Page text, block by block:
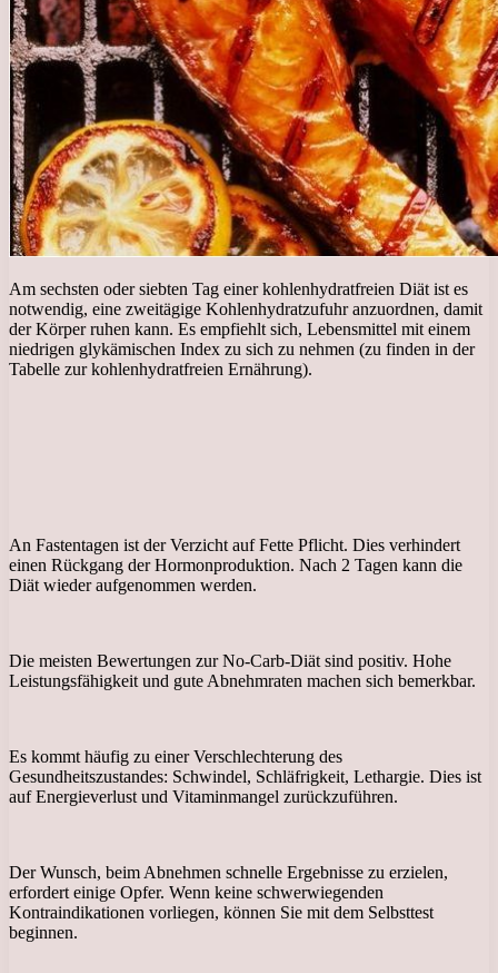
Am sechsten oder siebten Tag einer kohlenhydratfreien Diät ist es
notwendig, eine zweitägige Kohlenhydratzufuhr anzuordnen, damit
der Körper ruhen kann. Es empfiehlt sich, Lebensmittel mit einem
niedrigen glykämischen Index zu sich zu nehmen (zu finden in der
Tabelle zur kohlenhydratfreien Ernährung).
An Fastentagen ist der Verzicht auf Fette Pflicht. Dies verhindert
einen Rückgang der Hormonproduktion. Nach 2 Tagen kann die
Diät wieder aufgenommen werden.
Die meisten Bewertungen zur No-Carb-Diät sind positiv. Hohe
Leistungsfähigkeit und gute Abnehmraten machen sich bemerkbar.
Es kommt häufig zu einer Verschlechterung des
Gesundheitszustandes: Schwindel, Schläfrigkeit, Lethargie. Dies ist
auf Energieverlust und Vitaminmangel zurückzuführen.
Der Wunsch, beim Abnehmen schnelle Ergebnisse zu erzielen,
erfordert einige Opfer. Wenn keine schwerwiegenden
Kontraindikationen vorliegen, können Sie mit dem Selbsttest
beginnen.